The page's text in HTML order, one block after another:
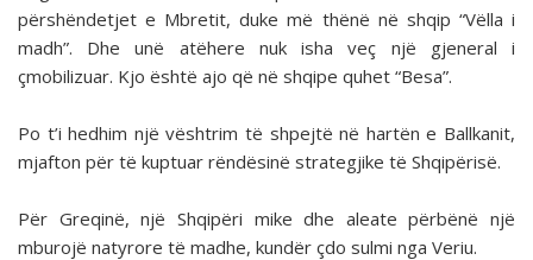
përshëndetjet e Mbretit, duke më thënë në shqip “Vëlla i
madh”. Dhe unë atëhere nuk isha veç një gjeneral i
çmobilizuar. Kjo është ajo që në shqipe quhet “Besa”.
Po t’i hedhim një vështrim të shpejtë në hartën e Ballkanit,
mjafton për të kuptuar rëndësinë strategjike të Shqipërisë.
Për Greqinë, një Shqipëri mike dhe aleate përbënë një
mburojë natyrore të madhe, kundër çdo sulmi nga Veriu.